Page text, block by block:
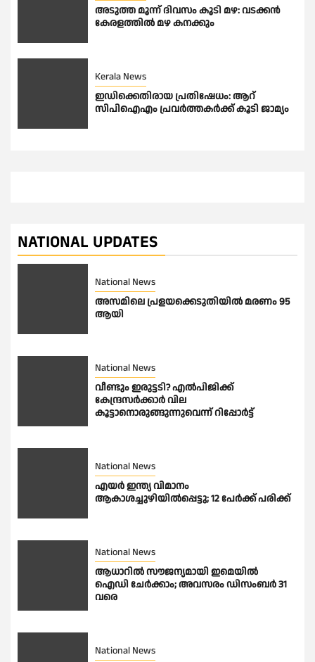
അടുത്ത മൂന്ന് ദിവസം കൂടി മഴ: വടക്കൻ
കേരളത്തിൽ മഴ കനക്കും
Kerala News
ഇഡിക്കെതിരായ പ്രതിഷേധം: ആറ്
സിപിഐഎം പ്രവര്‍ത്തകര്‍ക്ക് കൂടി ജാമ്യം
NATIONAL UPDATES
National News
അസമിലെ പ്രളയക്കെടുതിയില്‍ മരണം 95
ആയി
National News
വീണ്ടും ഇരുട്ടടി? എല്‍പിജിക്ക്
കേന്ദ്രസർക്കാർ വില
കൂട്ടാനൊരുങ്ങുന്നുവെന്ന് റിപ്പോർട്ട്
National News
എയർ ഇന്ത്യ വിമാനം
ആകാശച്ചുഴിയിൽപ്പെട്ടു; 12 പേർക്ക് പരിക്ക്
National News
ആധാറിൽ സൗജന്യമായി ഇമെയില്‍
ഐഡി ചേര്‍ക്കാം; അവസരം ഡിസംബര്‍ 31
വരെ
National News